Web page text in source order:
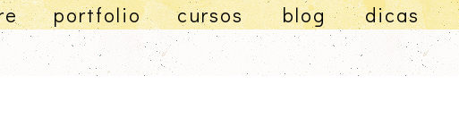
portfolio cursos blog dicas